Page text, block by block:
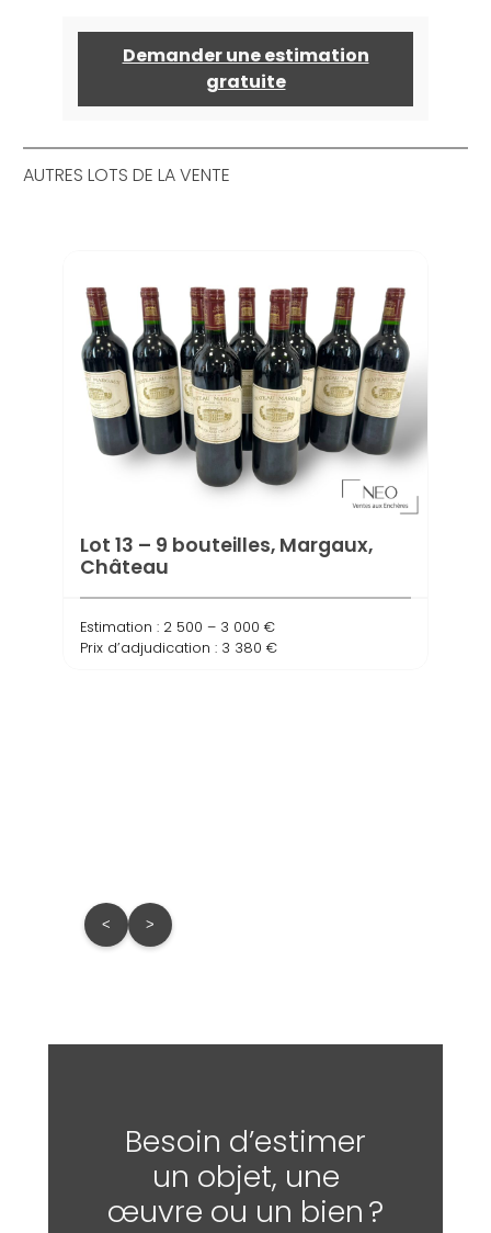
Demander une estimation
gratuite
AUTRES LOTS DE LA VENTE
Lot 13 – 9 bouteilles, Margaux,
Château
Estimation : 2 500 – 3 000 €
Prix d’adjudication : 3 380 €
< >
Besoin d’estimer
un objet, une
œuvre ou un bien ?